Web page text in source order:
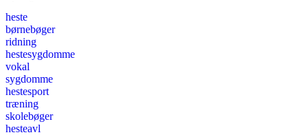
heste
børnebøger
ridning
hestesygdomme
vokal
sygdomme
hestesport
træning
skolebøger
hesteavl